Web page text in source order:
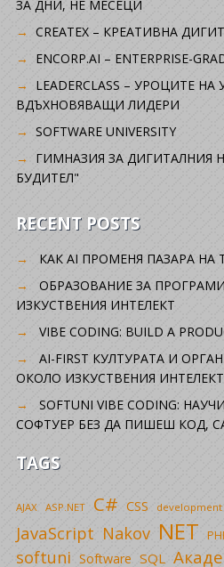
ЗА ДНИ, НЕ МЕСЕЦИ
CREATEX – КРЕАТИВНА
ENCORP.AI – ENTERPRISE-
LEADERCLASS – УРОЦИТЕ НА
ВДЪХНОВЯВАЩИ ЛИДЕРИ
SOFTWARE UNIVERSITY
ГИМНАЗИЯ ЗА ДИГИТАЛНИЯ
БУДИТЕЛ"
RECENT POSTS
КАК AI ПРОМЕНЯ ПАЗАРА НА
ОБРАЗОВАНИЕ ЗА
ИЗКУСТВЕНИЯ ИНТЕЛЕКТ
VIBE CODING: BUILD A
AI-FIRST КУЛТУРАТА И
ОКОЛО ИЗКУСТВЕНИЯ ИНТЕЛЕКТ
SOFTUNI VIBE CODING:
СОФТУЕР БЕЗ ДА ПИШЕШ КОД,
TAGS
AJAX ASP.NET C# CSS development
JavaScript Nakov NET
softuni Software SQL